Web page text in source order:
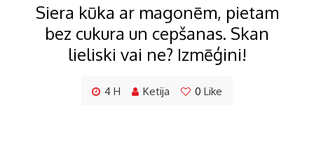
Siera kūka ar magonēm, pietam
bez cukura un cepšanas. Skan
lieliski vai ne? Izmēģini!
4 H Ketija 0 Like